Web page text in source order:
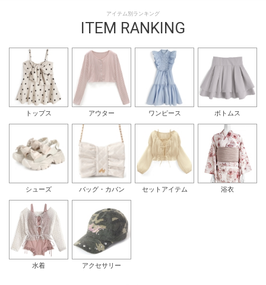
アイテム別ランキング
ITEM RANKING
トップス アウター ワンピース ボトムス
シューズ バッグ・カバン セットアイテム 浴衣
水着 アクセサリー